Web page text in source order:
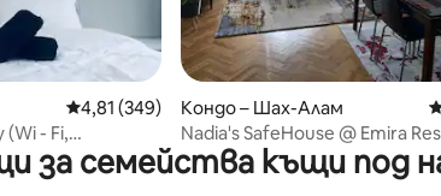
Средна оценка: 4,81 от 5, 349 отзива
4,81 (349)
(Wi - Fi,
и 1 паркинг)
Кондо – Шах-Алам
Nadia's SafeHouse @ Emira
(Wi-Fi + Netflix)
за семейства къщи под